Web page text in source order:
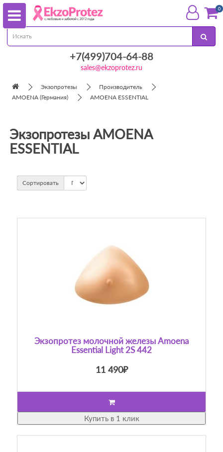
+7(499)704-64-88
sales@ekzoprotez.ru
0
Экзопротезы
Производитель
AMOENA (Германия)
AMOENA ESSENTIAL
Экзопротезы AMOENA
ESSENTIAL
Сортировать
Экзопротез молочной железы Amoena
Essential Light 2S 442
11 490₽
Купить в 1 клик